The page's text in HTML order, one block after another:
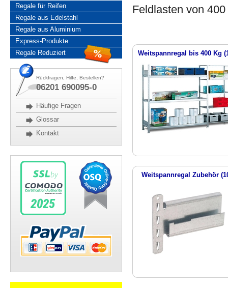
Regale für Reifen
Regale aus Edelstahl
Regale aus Aluminium
Express-Produkte
Regale Reduziert
Rückfragen, Hilfe, Bestellen?
06201 690095-0
Häufige Fragen
Glossar
Kontakt
Feldlasten von
Weitspannregal bis 400 Kg
Weitspannregal Zubehör